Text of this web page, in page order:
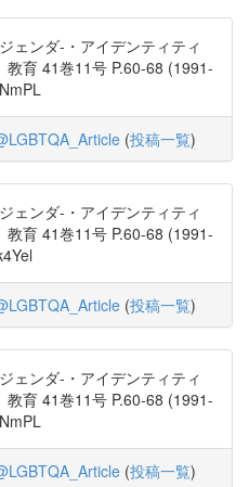
ェンダ-・アイデンティティ
育 41巻11号 P.60-68 (1991-
(投稿一覧)
ェンダ-・アイデンティティ
育 41巻11号 P.60-68 (1991-
(投稿一覧)
ェンダ-・アイデンティティ
育 41巻11号 P.60-68 (1991-
(投稿一覧)